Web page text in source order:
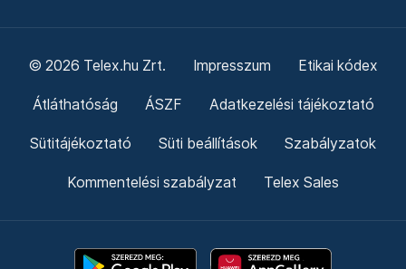
© 2026 Telex.hu Zrt. Impresszum Etikai kódex
Átláthatóság ÁSZF Adatkezelési tájékoztató
Sütitájékoztató Süti beállítások Szabályzatok
Kommentelési szabályzat Telex Sales